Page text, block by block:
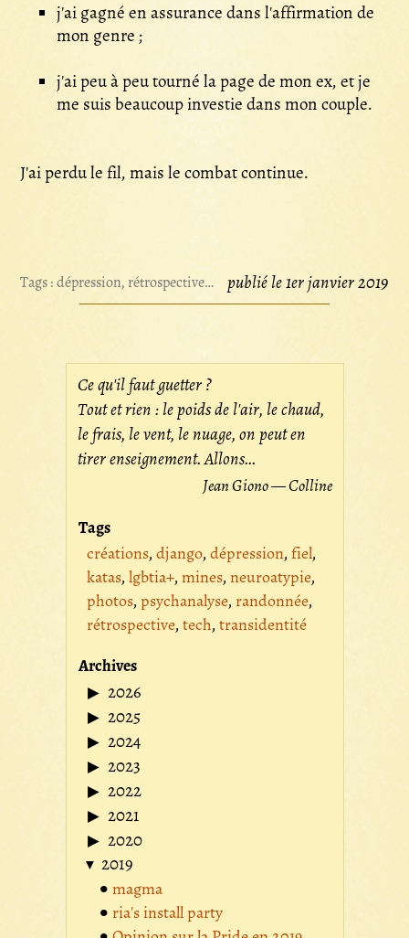
j'ai gagné en assurance dans l'affirmation de
mon genre ;
j'ai peu à peu tourné la page de mon ex, et je
me suis beaucoup investie dans mon couple.
J'ai perdu le fil, mais le combat continue.
Tags :dépression, rétrospective,transidentité
publié le 1er janvier 2019
Ce qu'il faut guetter ?
Tout et rien : le poids de l'air, le chaud,
le frais, le vent, le nuage, on peut en
tirer enseignement. Allons...
Jean Giono — Colline
Tags
créations django dépression fiel
katas lgbtia+ mines neuroatypie
photos psychanalyse randonnée
rétrospective tech transidentité
Archives
2026
2025
2024
2023
2022
2021
2020
2019
magma
ria's install party